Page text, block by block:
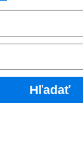
Hľadať